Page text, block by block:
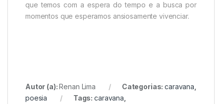
que temos com a espera do tempo e a busca por
momentos que esperamos ansiosamente vivenciar.
Autor (a):Renan Lima Categorias:caravana
poesia
Tags:caravana